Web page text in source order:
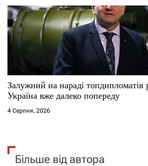
Залужний на нараді
Україна вже далеко попереду
4 Серпня, 2026
Більше від автора